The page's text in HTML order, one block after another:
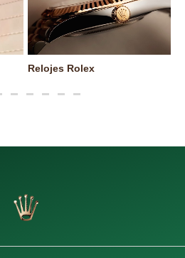
Relojes Rolex